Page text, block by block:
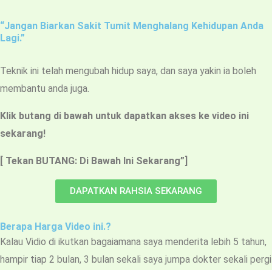
“Jangan Biarkan Sakit Tumit Menghalang Kehidupan Anda
Lagi.”
Teknik ini telah mengubah hidup saya, dan saya yakin ia boleh
membantu anda juga.
Klik butang di bawah untuk dapatkan akses ke video ini
sekarang!
[ Tekan BUTANG: Di Bawah Ini Sekarang”]
DAPATKAN RAHSIA SEKARANG
Berapa Harga Video ini.?
Kalau Vidio di ikutkan bagaiamana saya menderita lebih 5 tahun,
hampir tiap 2 bulan, 3 bulan sekali saya jumpa dokter sekali pergi